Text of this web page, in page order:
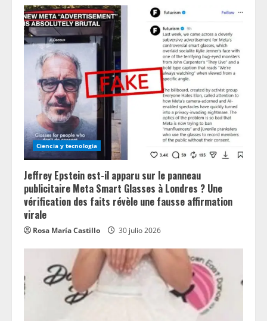
Ciencia y tecnologia
Jeffrey Epstein est-il apparu sur le panneau
publicitaire Meta Smart Glasses à Londres ? Une
vérification des faits révèle une fausse affirmation
virale
Rosa María Castillo 30 julio 2026